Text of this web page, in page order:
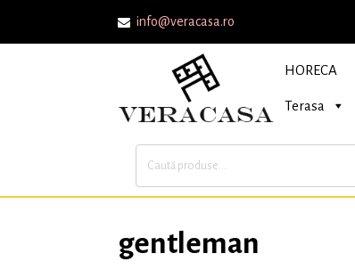
info@veracasa.ro
HORECA
Terasa
Caută
gentleman